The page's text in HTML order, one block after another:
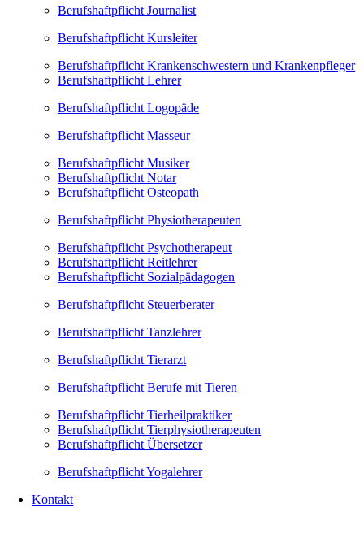
Berufshaftpflicht Journalist
Berufshaftpflicht Kursleiter
Berufshaftpflicht Krankenschwestern und Krankenpfleger
Berufshaftpflicht Lehrer
Berufshaftpflicht Logopäde
Berufshaftpflicht Masseur
Berufshaftpflicht Musiker
Berufshaftpflicht Notar
Berufshaftpflicht Osteopath
Berufshaftpflicht Physiotherapeuten
Berufshaftpflicht Psychotherapeut
Berufshaftpflicht Reitlehrer
Berufshaftpflicht Sozialpädagogen
Berufshaftpflicht Steuerberater
Berufshaftpflicht Tanzlehrer
Berufshaftpflicht Tierarzt
Berufshaftpflicht Berufe mit Tieren
Berufshaftpflicht Tierheilpraktiker
Berufshaftpflicht Tierphysiotherapeuten
Berufshaftpflicht Übersetzer
Berufshaftpflicht Yogalehrer
Kontakt